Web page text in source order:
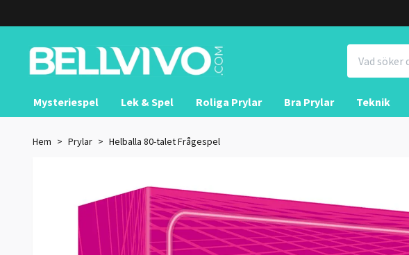
Mysteriespel Lek & Spel Roliga Prylar Bra Prylar Teknik
Hem Prylar Helballa 80-talet Frågespel